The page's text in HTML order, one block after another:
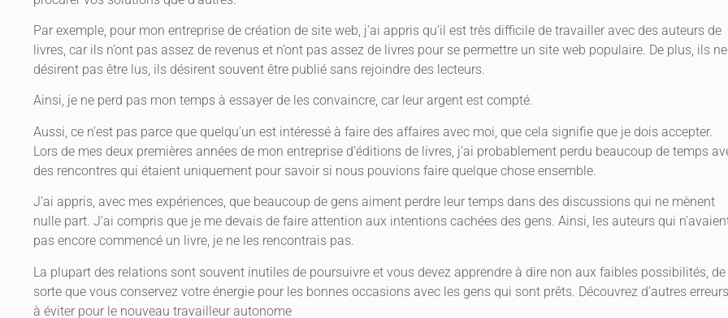
Par exemple, pour mon entreprise de création de site web, j’ai appris qu’il est très difficile de travailler avec des auteurs de
livres, car ils n’ont pas assez de revenus et n’ont pas assez de livres pour se permettre un site web populaire. De plus, ils ne
désirent pas être lus, ils désirent souvent être publié sans rejoindre des lecteurs.
Ainsi, je ne perd pas mon temps à essayer de les convaincre, car leur argent est compté.
Aussi, ce n’est pas parce que quelqu’un est intéressé à faire des affaires avec moi, que cela signifie que je dois accepter.
Lors de mes deux premières années de mon entreprise d’éditions de livres, j’ai probablement perdu beaucoup de temps
des rencontres qui étaient uniquement pour savoir si nous pouvions faire quelque chose ensemble.
J’ai appris, avec mes expériences, que beaucoup de gens aiment perdre leur temps dans des discussions qui ne mènent
nulle part. J’ai compris que je me devais de faire attention aux intentions cachées des gens. Ainsi, les auteurs qui
pas encore commencé un livre, je ne les rencontrais pas.
La plupart des relations sont souvent inutiles de poursuivre et vous devez apprendre à dire non aux faibles possibilités, de
sorte que vous conservez votre énergie pour les bonnes occasions avec les gens qui sont prêts. Découvrez d’autres erreurs
à éviter pour le nouveau travailleur autonome